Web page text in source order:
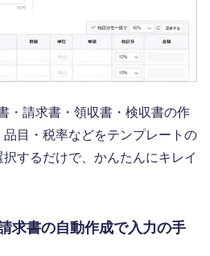
・請求書・領収書・検収書の作
目・税率などをテンプレートの
するだけで、かんたんにキレイ
求書の自動作成で入力の手